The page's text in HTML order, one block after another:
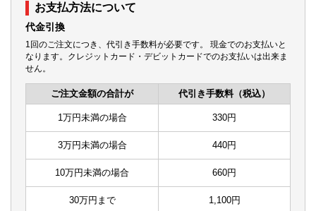
お支払方法について
代金引換
1回のご注文につき、代引き手数料が必要です。 現金でのお支払いと
なります。クレジットカード・デビットカードでのお支払いは出来ま
せん。
ご注文金額の合計が 代引き手数料（税込）
1万円未満の場合 330円
3万円未満の場合 440円
10万円未満の場合 660円
30万円まで 1,100円